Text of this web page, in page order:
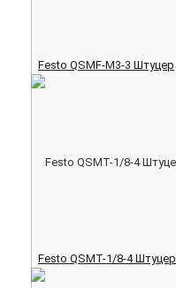
Festo QSMF-M3-3 Штуцер
Festo QSMT-1/8-4 Штуцер